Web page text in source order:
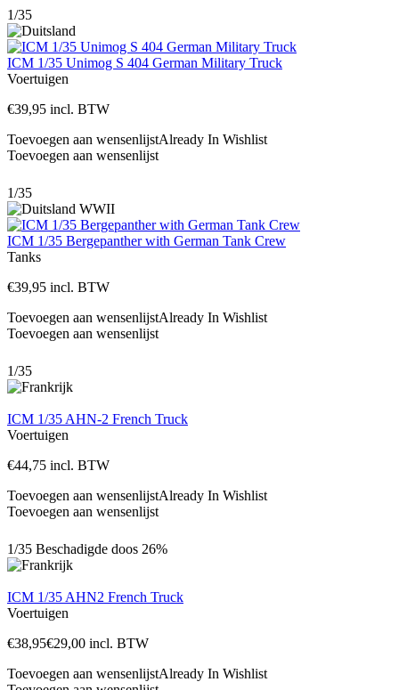
1/35
ICM 1/35 Unimog S 404 German Military Truck
Voertuigen
€39,95 incl. BTW
Toevoegen aan wensenlijstAlready In Wishlist
Toevoegen aan wensenlijst
1/35
ICM 1/35 Bergepanther with German Tank Crew
Tanks
€39,95 incl. BTW
Toevoegen aan wensenlijstAlready In Wishlist
Toevoegen aan wensenlijst
1/35
ICM 1/35 AHN-2 French Truck
Voertuigen
€44,75 incl. BTW
Toevoegen aan wensenlijstAlready In Wishlist
Toevoegen aan wensenlijst
1/35 Beschadigde doos 26%
ICM 1/35 AHN2 French Truck
Voertuigen
€38,95€29,00 incl. BTW
Toevoegen aan wensenlijstAlready In Wishlist